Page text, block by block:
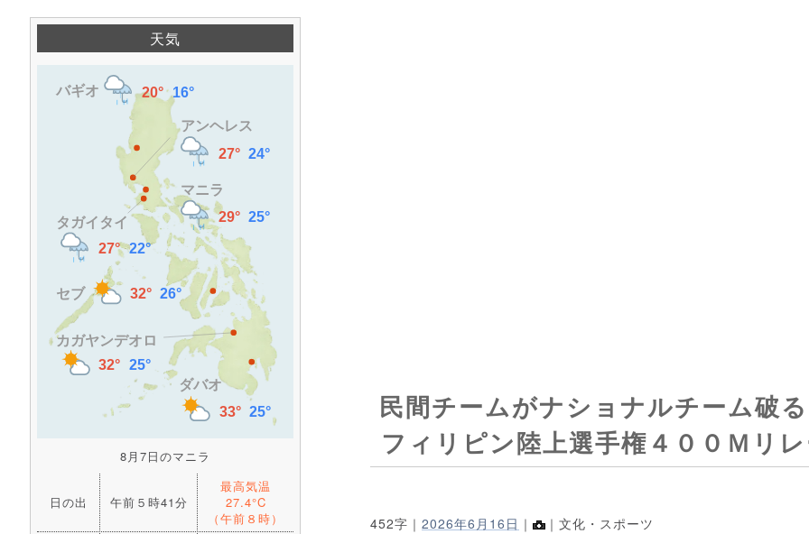
天気
8月7日のマニラ
日の出 午前５時41分
最高気温
27.4°C
（午前８時）
民間チームがナショナルチーム
フィリピン陸上選手権４００Ｍリ
452字｜ 2026年6月16日 ｜ ｜文化・スポーツ